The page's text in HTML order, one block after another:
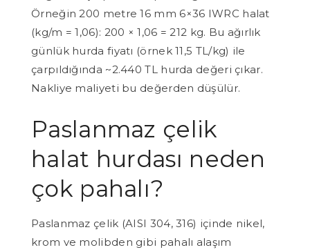
Örneğin 200 metre 16 mm 6×36 IWRC halat
(kg/m = 1,06): 200 × 1,06 = 212 kg. Bu ağırlık
günlük hurda fiyatı (örnek 11,5 TL/kg) ile
çarpıldığında ~2.440 TL hurda değeri çıkar.
Nakliye maliyeti bu değerden düşülür.
Paslanmaz çelik
halat hurdası neden
çok pahalı?
Paslanmaz çelik (AISI 304, 316) içinde nikel,
krom ve molibden gibi pahalı alaşım